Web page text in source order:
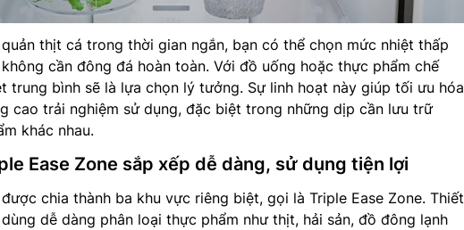
thịt cá trong thời gian ngắn, bạn có thể chọn mức nhiệt thấp
cần đông đá hoàn toàn. Với đồ uống hoặc thực phẩm chế
trung bình sẽ là lựa chọn lý tưởng. Sự linh hoạt này giúp tối ưu hóa
cao trải nghiệm sử dụng, đặc biệt trong những dịp cần lưu trữ
khác nhau.
Ease Zone sắp xếp dễ dàng, sử dụng tiện lợi
chia thành ba khu vực riêng biệt, gọi là Triple Ease Zone. Thiết
dễ dàng phân loại thực phẩm như thịt, hải sản, đồ đông lạnh